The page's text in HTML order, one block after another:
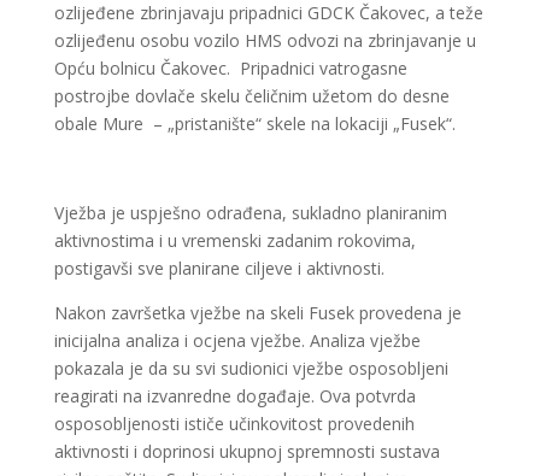
ozlijeđene zbrinjavaju pripadnici GDCK Čakovec, a teže
ozlijeđenu osobu vozilo HMS odvozi na zbrinjavanje u
Opću bolnicu Čakovec. Pripadnici vatrogasne
postrojbe dovlače skelu čeličnim užetom do desne
obale Mure – „pristanište“ skele na lokaciji „Fusek“.
Vježba je uspješno odrađena, sukladno planiranim
aktivnostima i u vremenski zadanim rokovima,
postigavši sve planirane ciljeve i aktivnosti.
Nakon završetka vježbe na skeli Fusek provedena je
inicijalna analiza i ocjena vježbe. Analiza vježbe
pokazala je da su svi sudionici vježbe osposobljeni
reagirati na izvanredne događaje. Ova potvrda
osposobljenosti ističe učinkovitost provedenih
aktivnosti i doprinosi ukupnoj spremnosti sustava